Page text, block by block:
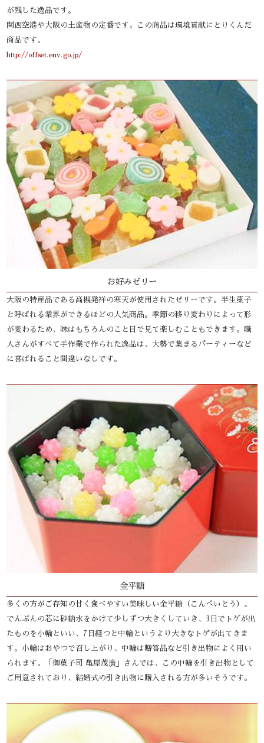
が残した逸品です。
関西空港や大阪の土産物の定番です。この商品は環境貢献にとりくんだ
商品です。
http://offset.env.go.jp/
お好みゼリー
大阪の特産品である高槻発祥の寒天が使用されたゼリーです。半生菓子
と呼ばれる業界ができるほどの人気商品。季節の移り変わりによって形
が変わるため、味はもちろんのこと目で見て楽しむこともできます。職
人さんがすべて手作業で作られた逸品は、大勢で集まるパーティーなど
に喜ばれること間違いなしです。
金平糖
多くの方がご存知の甘く食べやすい美味しい金平糖（こんぺいとう）。
でんぷんの芯に砂糖水をかけて少しずつ大きくしていき、3日でトゲが出
たものを小輪といい、7日経つと中輪というより大きなトゲが出てきま
す。小輪はおやつで召し上がり、中輪は贈答品など引き出物によく用い
られます。「御菓子司 亀屋茂廣」さんでは、この中輪を引き出物として
ご用意されており、結婚式の引き出物に購入される方が多いそうです。